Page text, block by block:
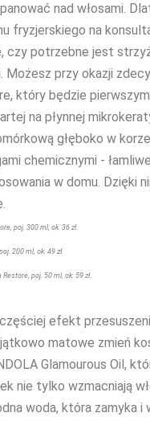
nad włosami.
fryzjerskiego na
czy potrzebne jest
przy okazji
który będzie
na płynnej
głęboko w
chemicznymi -
w domu. Dzięki
poj. 300 ml, ok. 36 zł.
200 ml, ok. 49 zł.
poj. 50 ml, ok. 59 zł.
efekt
matowe zmień
Glamourous Oil,
nie tylko wzmacniają
woda, która zamyka i